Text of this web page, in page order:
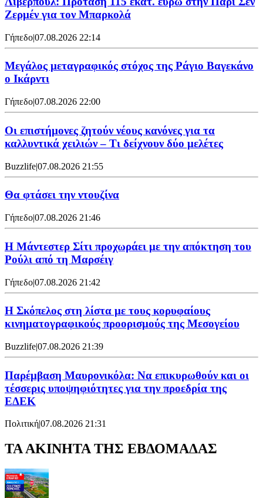
Ζερμέν για τον Μπαρκολά
Γήπεδο|07.08.2026 22:14
Μεγάλος μεταγραφικός στόχος της Ράγιο Βαγεκάνο
ο Ικάρντι
Γήπεδο|07.08.2026 22:00
Οι επιστήμονες ζητούν νέους κανόνες για τα
καλλυντικά χειλιών – Τι δείχνουν δύο μελέτες
Buzzlife|07.08.2026 21:55
Θα φτάσει την ντουζίνα
Γήπεδο|07.08.2026 21:46
Η Μάντεστερ Σίτι προχωράει με την απόκτηση του
Ρούλι από τη Μαρσέιγ
Γήπεδο|07.08.2026 21:42
Η Σκόπελος στη λίστα με τους κορυφαίους
κινηματογραφικούς προορισμούς της Μεσογείου
Buzzlife|07.08.2026 21:39
Παρέμβαση Μαυρονικόλα: Να επικυρωθούν και οι
τέσσερις υποψηφιότητες για την προεδρία της
ΕΔΕΚ
Πολιτική|07.08.2026 21:31
ΤΑ ΑΚΙΝΗΤΑ ΤΗΣ ΕΒΔΟΜΑΔΑΣ